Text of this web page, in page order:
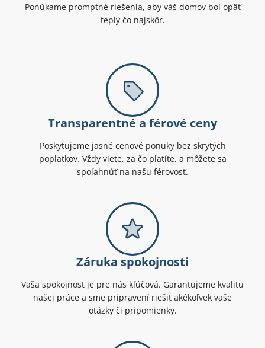
Ponúkame promptné riešenia, aby váš domov bol opäť
teplý čo najskôr.
Transparentné a férové ceny
Poskytujeme jasné cenové ponuky bez skrytých
poplatkov. Vždy viete, za čo platíte, a môžete sa
spoľahnúť na našu férovosť.
Záruka spokojnosti
Vaša spokojnosť je pre nás kľúčová. Garantujeme kvalitu
našej práce a sme pripravení riešiť akékoľvek vaše
otázky či pripomienky.